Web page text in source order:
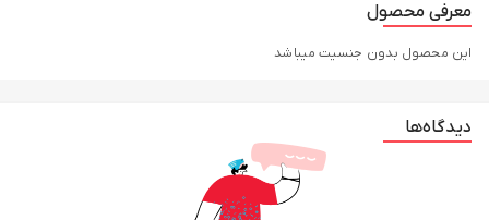
معرفی محصول
این محصول بدون جنسیت میباشد
دیدگاه‌ها